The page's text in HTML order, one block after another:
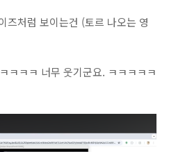
즈처럼 보이는건 (토르 나오는 영
ㅋㅋㅋ 너무 웃기군요. ㅋㅋㅋㅋㅋ